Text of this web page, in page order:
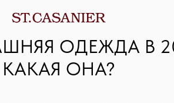
ОДЕЖДА В
КАКАЯ ОНА?